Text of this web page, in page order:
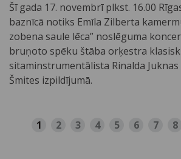
Šī gada 17. novembrī plkst. 16.00
baznīcā notiks Emīla Zilberta
zobena saule lēca” noslēguma
bruņoto spēku štāba orķestra
sitaminstrumentālista Rinalda
Šmites izpildījumā.
1 2 3 4 5 6 7 8